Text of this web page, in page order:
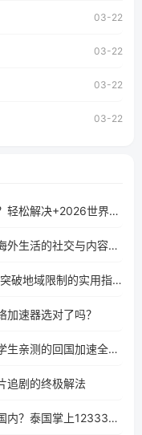
陆地区播放。 遇到这
的问题，无论人在香港、
，不再因地区和版权限制
03-22
03-22
03-22
03-22
在法国用哔哩哔哩地区限制怎么办？轻松解决+2026世界杯看球攻略
在新西兰用探探地区限制怎么办？海外生活的社交与内容之困
欧洲杯直播CCTV5怎么看？海外党突破地域限制的实用指南
速器选对了吗？
国外看不了哔哩哔哩怎么办呀？留学生亲测的回国加速全攻略（含酷我音乐渤海银行解决方法）
追剧的终极解法
海外党必看：知乎定位怎么修改到国内？泰国掌上12333、印度天府通难题全解决！